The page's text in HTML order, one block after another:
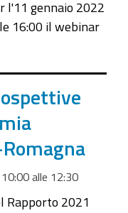
l'11 gennaio 2022
16:00 il webinar
10:00alle 12:30
Rapporto 2021